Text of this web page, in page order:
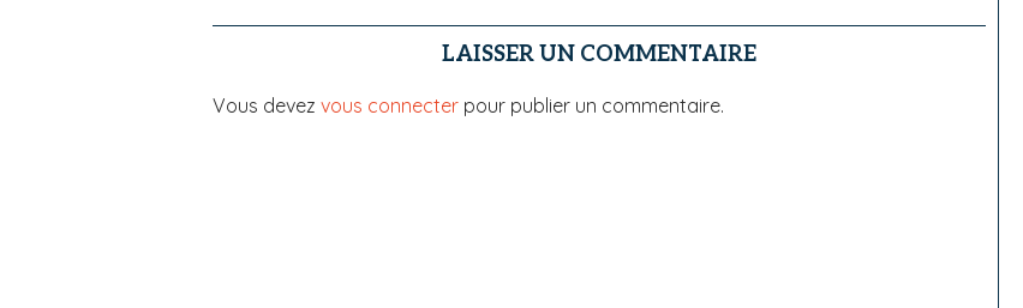
LAISSER UN COMMENTAIRE
Vous devez vous connecter pour publier un commentaire.